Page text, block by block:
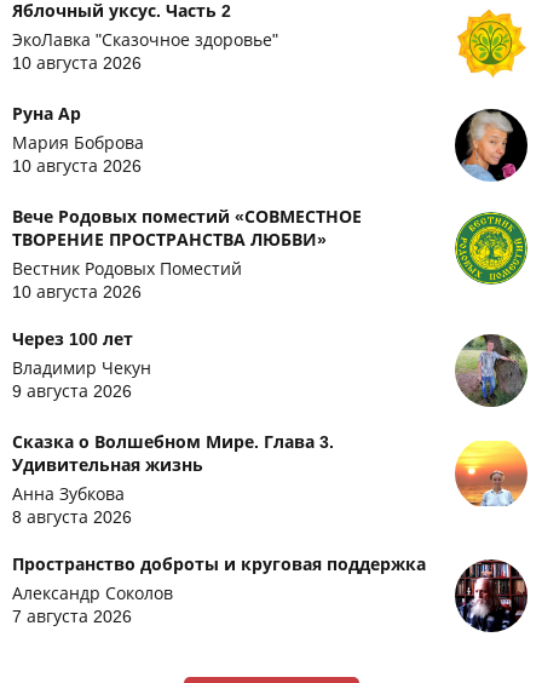
Яблочный уксус. Часть 2
ЭкоЛавка "Сказочное здоровье"
10 августа 2026
Руна Ар
Мария Боброва
10 августа 2026
Вече Родовых поместий «СОВМЕСТНОЕ
ТВОРЕНИЕ ПРОСТРАНСТВА ЛЮБВИ»
Вестник Родовых Поместий
10 августа 2026
Через 100 лет
Владимир Чекун
9 августа 2026
Сказка о Волшебном Мире. Глава 3.
Удивительная жизнь
Анна Зубкова
8 августа 2026
Пространство доброты и круговая поддержка
Александр Соколов
7 августа 2026